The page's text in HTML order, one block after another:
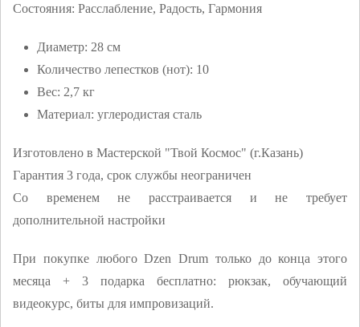
Состояния: Расслабление, Радость, Гармония
Диаметр: 28 см
Количество лепестков (нот): 10
Вес: 2,7 кг
Материал: углеродистая сталь
Изготовлено в Мастерской "Твой Космос" (г.Казань)
Гарантия 3 года, срок службы неограничен
Со временем не расстраивается и не требует
дополнительной настройки
При покупке любого Dzen Drum только до конца этого
месяца + 3 подарка бесплатно: рюкзак, обучающий
видеокурс, биты для импровизаций.